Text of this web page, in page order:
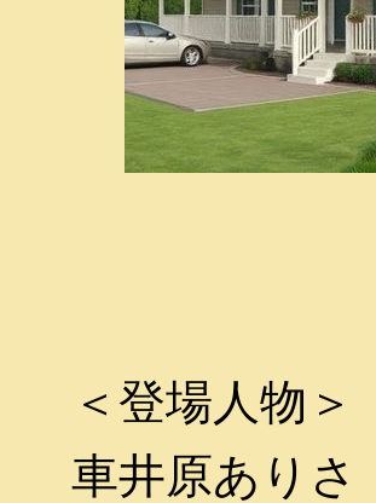
＜登場人物＞
車井原あり